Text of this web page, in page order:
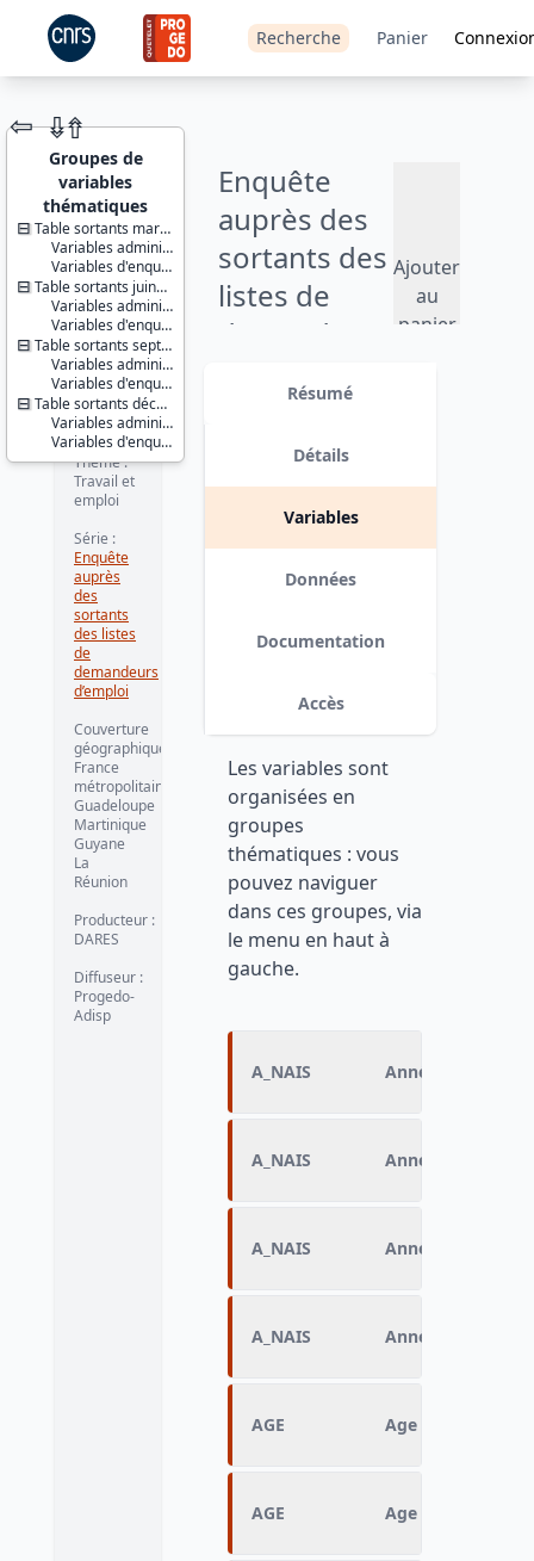
Recherche Panier
JEU DE
DONNÉES
Enquête
auprès des
sortants des
listes de
demandeurs
Ajouter
au
panier
Version 1 date : 2020-07-24
⇦ ⇮⇮
Groupes de
variables
thématiques
Table sortants mars 2015
Variables administratives
Variables d'enquête
Table sortants juin2015
Variables administratives
Variables d'enquête
Table sortants septembre 2015
Variables administratives
Variables d'enquête
Table sortants décembre 2015
Variables administratives
Variables d'enquête
Identifiants :
lil-1402
doi:10.13144/lil-
1402
Thème :
Travail et
emploi
Série :
Enquête
auprès
des
sortants
des listes
de
demandeurs
d’emploi
Couverture
géographique :
France
métropolitaine
Guadeloupe
Martinique
Guyane
La
Réunion
Producteur :
DARES
Diffuseur :
Progedo-
Adisp
Résumé
Détails
Variables
Données
Documentation
Accès
Les variables sont
organisées en
groupes
thématiques : vous
pouvez naviguer
dans ces groupes, via
le menu en haut à
gauche.
A_NAIS Année de
A_NAIS Année de
A_NAIS Année de
A_NAIS Année de
AGE Age
AGE Age